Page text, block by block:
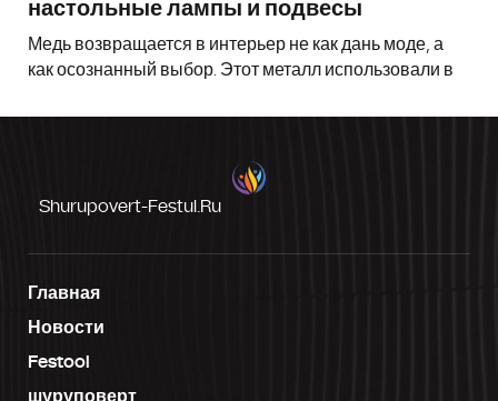
настольные лампы и подвесы
Медь возвращается в интерьер не как дань моде, а
как осознанный выбор. Этот металл использовали в
Shurupovert-Festul.ru
Главная
Новости
Festool
шуруповерт